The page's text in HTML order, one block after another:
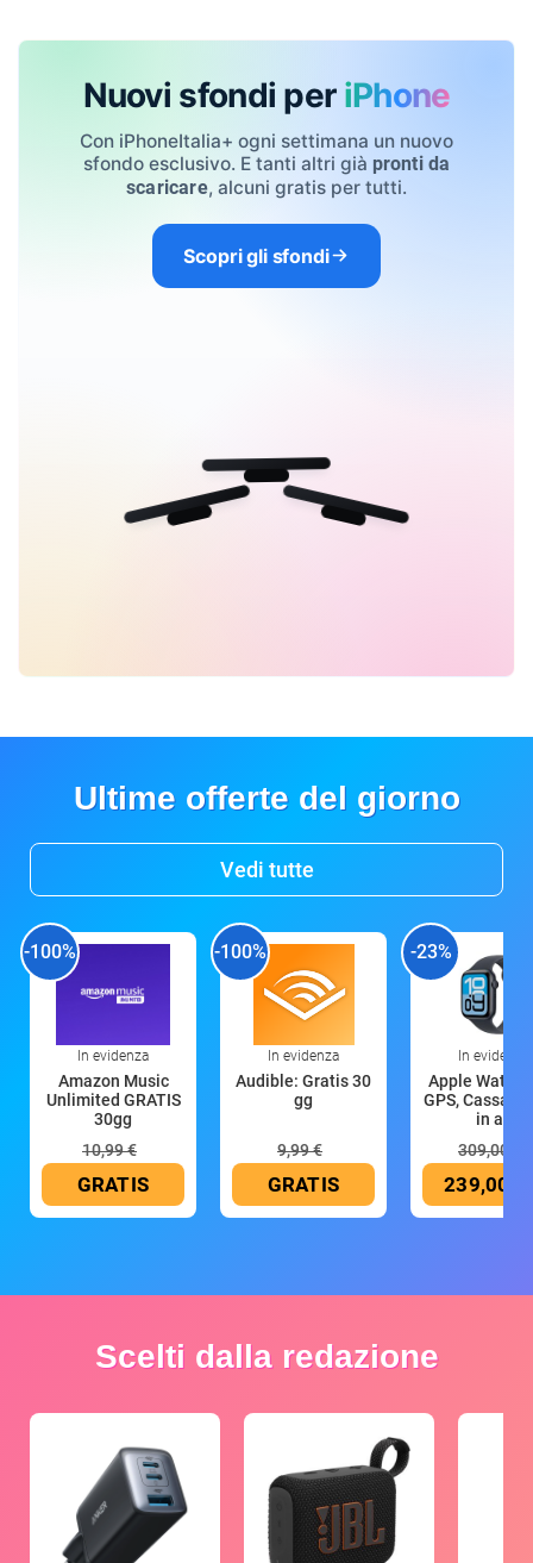
Nuovi sfondi per iPhone
Con iPhoneItalia+ ogni settimana un nuovo
sfondo esclusivo. E tanti altri già pronti da
scaricare, alcuni gratis per tutti.
Scopri gli sfondi
Ultime offerte del giorno
Vedi tutte
-100%
In evidenza
Amazon Music
Unlimited GRATIS
30gg
10,99 €
GRATIS
-100%
In evidenza
Audible: Gratis 30
gg
9,99 €
GRATIS
-23%
In evidenza
Apple Watch
GPS, Cassa
in all
309,00 €
239,00 €
Scelti dalla redazione